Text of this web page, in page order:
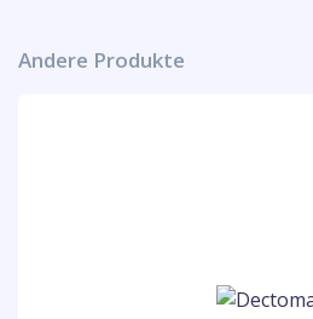
Andere Produkte